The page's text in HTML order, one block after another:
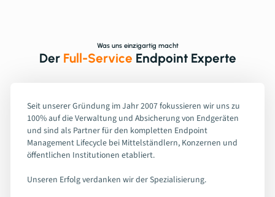
Was uns einzigartig macht
Der Full-Service Endpoint Experte
Seit unserer Gründung im Jahr 2007 fokussieren wir uns zu
100% auf die Verwaltung und Absicherung von Endgeräten
und sind als Partner für den kompletten Endpoint
Management Lifecycle bei Mittelständlern, Konzernen und
öffentlichen Institutionen etabliert.
Unseren Erfolg verdanken wir der Spezialisierung.